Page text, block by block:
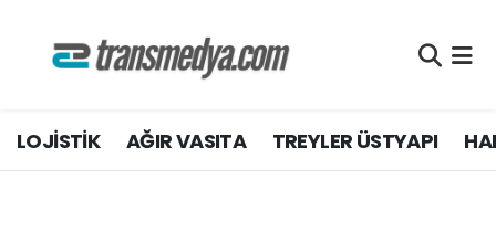
LOJİSTİK AĞIR VASITA TREYLER ÜSTYAPI
TİCARİ ARAÇLAR
Nöbetçi Eczaneler
Hava Durumu